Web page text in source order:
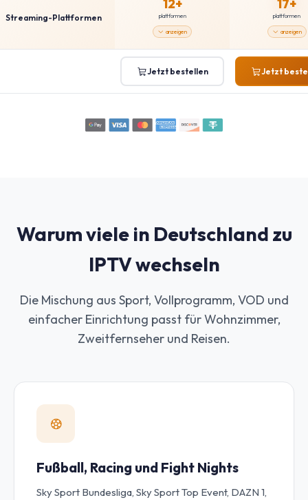
Streaming-Plattformen
12+
plattformen
anzeigen
17+
plattformen
anzeigen
Jetzt bestellen Jetzt
Warum viele in Deutschland zu
IPTV wechseln
Die Mischung aus Sport, Vollprogramm, VOD und
einfacher Einrichtung passt für Wohnzimmer,
Zweitfernseher und Reisen.
Fußball, Racing und Fight Nights
Sky Sport Bundesliga, Sky Sport Top Event, DAZN 1,